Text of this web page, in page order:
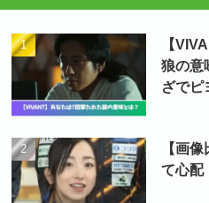
【
狼の意
ざでピ
【画
て心配